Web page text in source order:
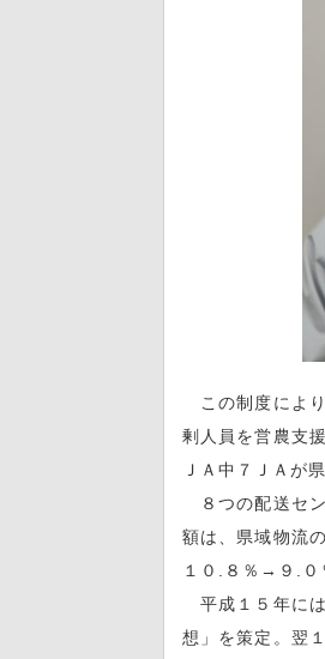
この制度によ
剰人員を営農支
ＪＡ中７ＪＡが
８つの配送セ
額は、県域物流
１０.８％→９.０
平成１５年に
想」を策定。翌